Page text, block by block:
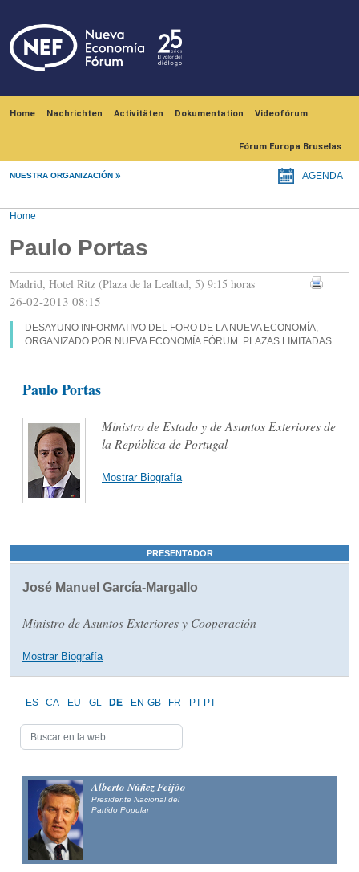
Home Nachrichten Activitäten Dokumentation Videofórum
Fórum Europa Bruselas
NUESTRA ORGANIZACIÓN AGENDA
Home
Paulo Portas
Madrid, Hotel Ritz (Plaza de la Lealtad, 5) 9:15 horas
26-02-2013 08:15
DESAYUNO INFORMATIVO DEL FORO DE LA NUEVA ECONOMÍA,
ORGANIZADO POR NUEVA ECONOMÍA FÓRUM. PLAZAS LIMITADAS.
Paulo Portas
Ministro de Estado y de Asuntos Exteriores de
la República de Portugal
Mostrar Biografía
PRESENTADOR
José Manuel García-Margallo
Ministro de Asuntos Exteriores y Cooperación
Mostrar Biografía
ES CA EU GL DE EN-GB FR PT-PT
Alberto Núñez Feijóo
Presidente Nacional del
Partido Popular